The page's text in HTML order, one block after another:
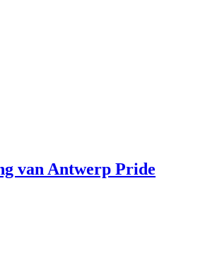
van Antwerp Pride